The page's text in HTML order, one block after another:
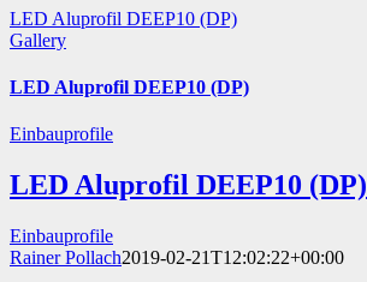
LED Aluprofil DEEP10 (DP)
Gallery
LED Aluprofil DEEP10 (DP)
Einbauprofile
LED Aluprofil DEEP10 (DP)
Einbauprofile
Rainer Pollach2019-02-21T12:02:22+00:00